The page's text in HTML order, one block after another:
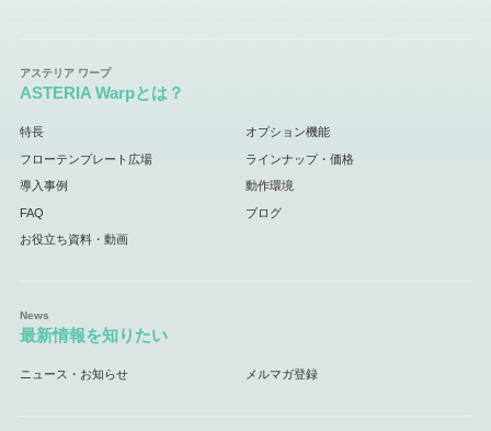
ASTERIA Warpとは？
特長 オプション機能
フローテンプレート広場 ラインナップ・価格
導入事例 動作環境
FAQ ブログ
お役立ち資料・動画
最新情報を知りたい
ニュース・お知らせ メルマガ登録